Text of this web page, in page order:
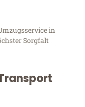
in
Sorgfalt